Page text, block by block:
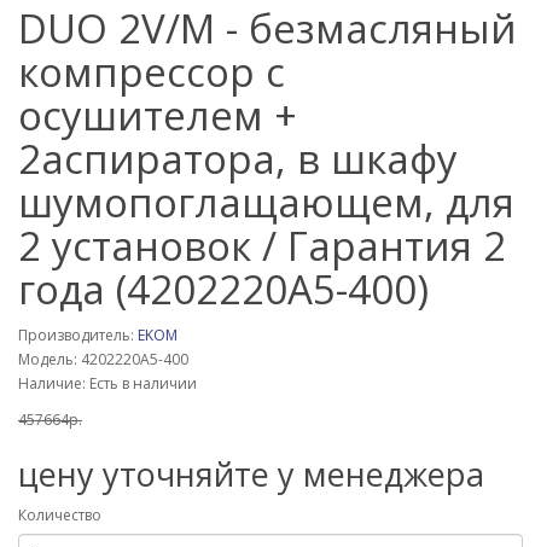
DUO 2V/M - безмасляный
компрессор с
осушителем +
2аспиратора, в шкафу
шумопоглащающем, для
2 установок / Гарантия 2
года (4202220A5-400)
Производитель: EKOM
Модель: 4202220A5-400
Наличие: Есть в наличии
457664р.
цену уточняйте у менеджера
Количество